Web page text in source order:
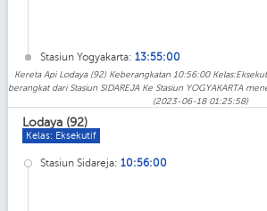
Stasiun Yogyakarta: 13:55:00
Kereta Api Lodaya (92) Keberangkatan 10:56:00
berangkat dari Stasiun SIDAREJA Ke Stasiun YOGYAKARTA
(2023-06-18 01:25:58)
Lodaya (92)
Kelas: Eksekutif
Stasiun Sidareja: 10:56:00